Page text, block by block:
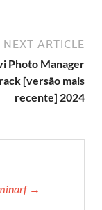
NEXT ARTICLE
Photo Manager
[versão mais
recente] 2024
→